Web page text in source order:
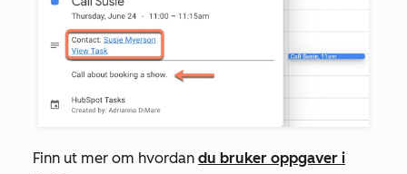
Finn ut mer om hvordan du bruker oppgaver i